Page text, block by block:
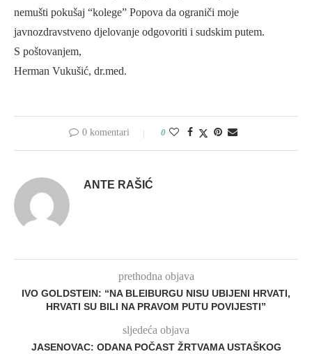
nemušti pokušaj “kolege” Popova da ograniči moje
javnozdravstveno djelovanje odgovoriti i sudskim putem.
S poštovanjem,
Herman Vukušić, dr.med.
0 komentari 0
ANTE RAŠIĆ
prethodna objava
IVO GOLDSTEIN: “NA BLEIBURGU NISU UBIJENI HRVATI,
HRVATI SU BILI NA PRAVOM PUTU POVIJESTI”
sljedeća objava
JASENOVAC: ODANA POČAST ŽRTVAMA USTAŠKOG